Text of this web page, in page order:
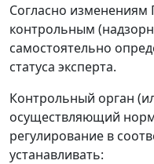
Согласно изменениям
контрольным
самостоятельно
статуса эксперта.
Контрольный орган
осуществляющий
регулирование в
устанавливать: